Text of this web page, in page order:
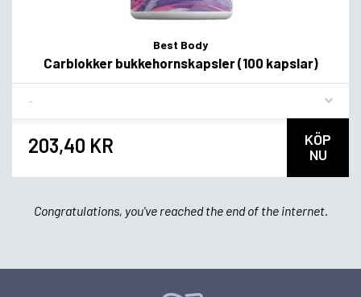
Best Body
Carblokker bukkehornskapsler (100 kapslar)
203,40 KR
KÖP
NU
Congratulations, you've reached the end of the internet.